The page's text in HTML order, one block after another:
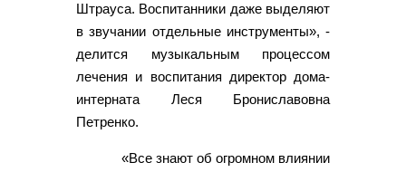
Штрауса. Воспитанники даже выделяют
в звучании отдельные инструменты», -
делится музыкальным процессом
лечения и воспитания директор дома-
интерната Леся Брониславовна
Петренко.
«Все знают об огромном влиянии